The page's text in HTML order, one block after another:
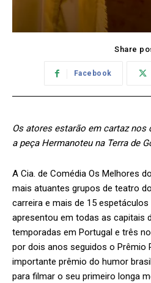
Share
Facebook
Os atores estarão em cartaz nos
a peça Hermanoteu na Terra de
A Cia. de Comédia Os Melhores
mais atuantes grupos de teatro
carreira e mais de 15
apresentou em todas as capitais
temporadas em Portugal e três
por dois anos seguidos o Prêmio
importante prêmio do humor
para filmar o seu primeiro longa